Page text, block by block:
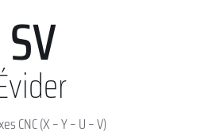
CNC (X – Y – U – V)